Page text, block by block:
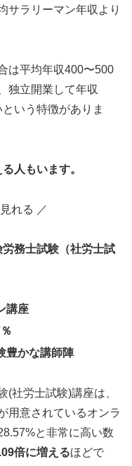
サラリーマン年収より
は平均年収400〜500
独立開業して年収
いう特徴がありま
人もいます。
れる ／
労務士試験（社労士試
講座
豊かな講師陣
(社労士試験)講座は、
用意されているオンラ
と非常に高い数
倍に増えるほどで